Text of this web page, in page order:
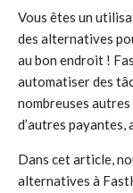
Vous êtes un
des alternatives
au bon endroit !
automatiser des
nombreuses
d’autres
Dans cet article,
alternatives à